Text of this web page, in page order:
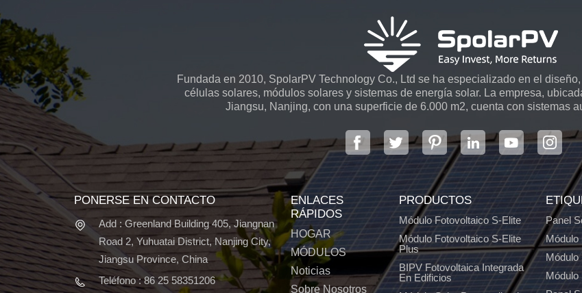
Fundada en 2010, SpolarPV Technology Co., Ltd se ha especializado en el
células solares, módulos solares y sistemas de energía solar. La empresa,
Jiangsu, Nanjing, con una superficie de 6.000 m2, cuenta con sistemas
PONERSE EN CONTACTO
Add : Greenland Building 405, Jiangnan
Road 2, Yuhuatai District, Nanjing City,
Jiangsu Province, China
Teléfono : 86 25 58351206
ENLACES
RÁPIDOS
HOGAR
MÓDULOS
Noticias
Sobre Nosotros
PRODUCTOS
Módulo Fotovoltaico S-Elite
Módulo Fotovoltaico S-Elite
Plus
BIPV Fotovoltaica Integrada
En Edificios
Panel
Módulo
Módulo
Módulo